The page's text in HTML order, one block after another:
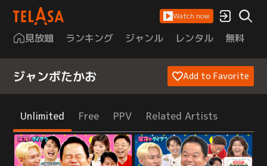
Watch now
見放題 ランキング ジャンル レンタル 無料
ジャンボたかお Add to Favorite
Unlimited Free PPV Related Artists